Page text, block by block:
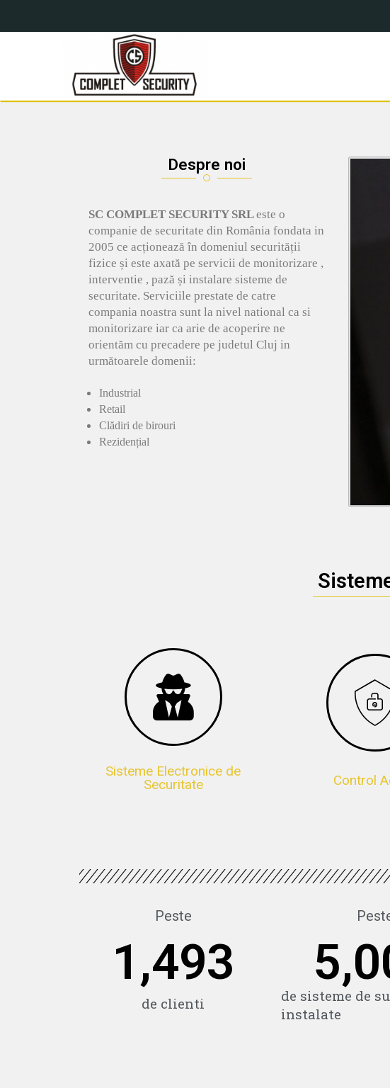
Despre noi
SC COMPLET SECURITY SRLeste o
companie de securitate din România fondata in
2005 ce acționează în domeniul securității
fizice și este axată pe servicii de monitorizare ,
interventie , pază și instalare sisteme de
securitate. Serviciile prestate de catre
compania noastra sunt la nivel national ca si
monitorizare iar ca arie de acoperire ne
orientăm cu precadere pe judetul Cluj in
următoarele domenii:
Industrial
Retail
Clădiri de birouri
Rezidențial
Sisteme Electronice de
Securitate
Control
Peste
de clienti
1,500
de sisteme de
instalate